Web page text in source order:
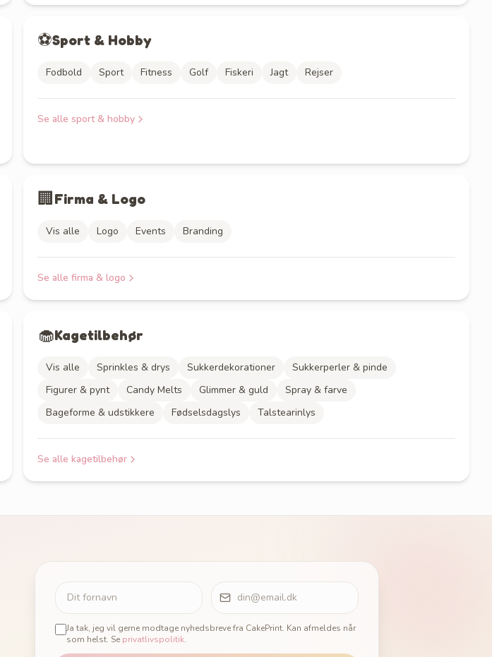
⚽Sport & Hobby
Fodbold Sport Fitness Golf Fiskeri Jagt Rejser
Se alle sport & hobby
🏢Firma & Logo
Vis alle Logo Events Branding
Se alle firma & logo
🧁Kagetilbehør
Vis alle Sprinkles & drys Sukkerdekorationer
Sukkerperler & pinde
Figurer & pynt
Candy Melts Glimmer & guld
Spray & farve
Bageforme & udstikkere
Fødselsdagslys Talstearinlys
Se alle kagetilbehør
Ja tak, jeg vil gerne modtage nyhedsbreve fra CakePrint. Kan afmeldes når
som helst. Se privatlivspolitik.